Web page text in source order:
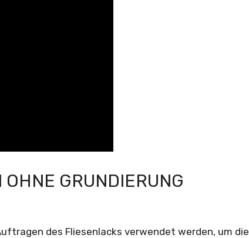
GRUNDIERUNG
des Fliesenlacks verwendet werden, um die